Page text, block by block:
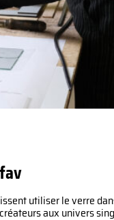
utiliser le verre
aux univers